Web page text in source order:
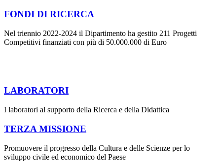
FONDI DI RICERCA
Nel triennio 2022-2024 il Dipartimento ha gestito 211 Progetti
Competitivi finanziati con più di 50.000.000 di Euro
LABORATORI
I laboratori al supporto della Ricerca e della Didattica
TERZA MISSIONE
Promuovere il progresso della Cultura e delle Scienze per lo
sviluppo civile ed economico del Paese